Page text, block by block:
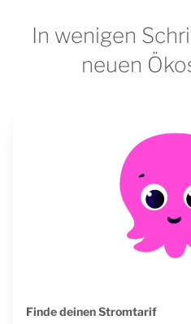
In wenigen
neuen
Finde deinen Stromtarif